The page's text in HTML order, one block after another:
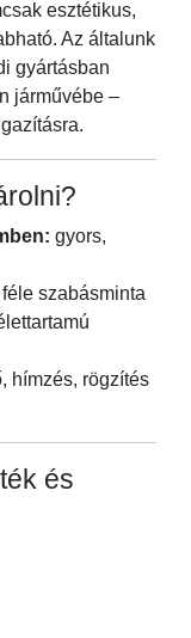
esztétikus,
Az általunk
gyártásban
járművébe –
gyors,
szabásminta
hímzés, rögzítés
és